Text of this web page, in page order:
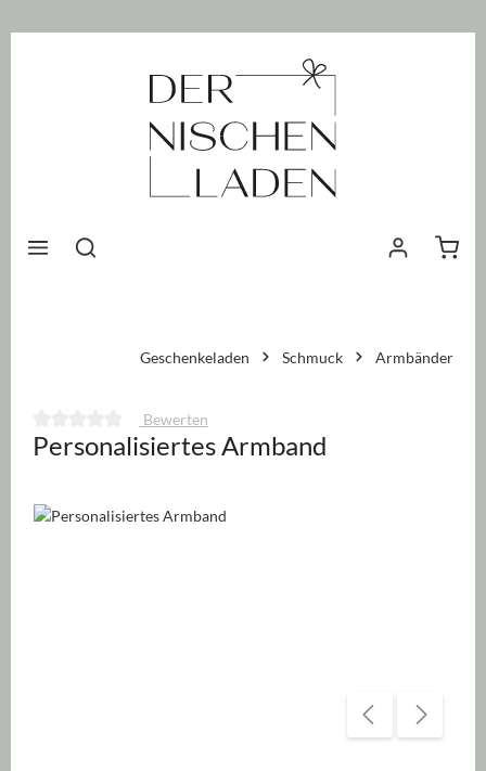
Geschenkeladen Schmuck Armbänder
Durchschnittliche Bewertung von 0 von 5 Sternen
Bewerten
Personalisiertes Armband
Bildergalerie überspringen